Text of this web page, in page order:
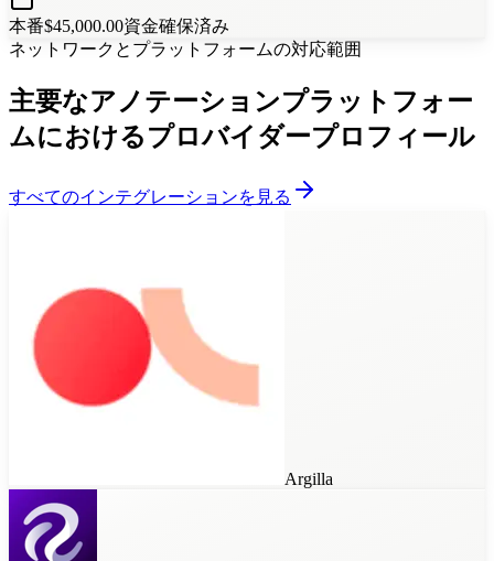
本番$45,000.00資金確保済み
ネットワークとプラットフォームの対応範囲
主要なアノテーションプラットフォー
ムにおけるプロバイダープロフィール
すべてのインテグレーションを見る
Argilla